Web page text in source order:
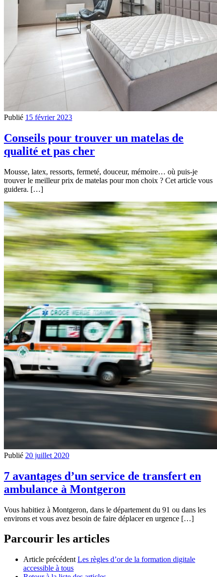
Publié 15 février 2023
Conseils pour trouver un matelas de
qualité et pas cher
Mousse, latex, ressorts, fermeté, douceur, mémoire… où puis-je
trouver le meilleur prix de matelas pour mon choix ? Cet article vous
guidera. […]
Publié 20 juillet 2020
7 avantages d’un service de transfert en
ambulance à Montgeron
Vous habitiez à Montgeron, dans le département du 91 ou dans les
environs et vous avez besoin de faire déplacer en urgence […]
Parcourir les articles
Article précédent Les règles d’or de la formation digitale
accessible à tous